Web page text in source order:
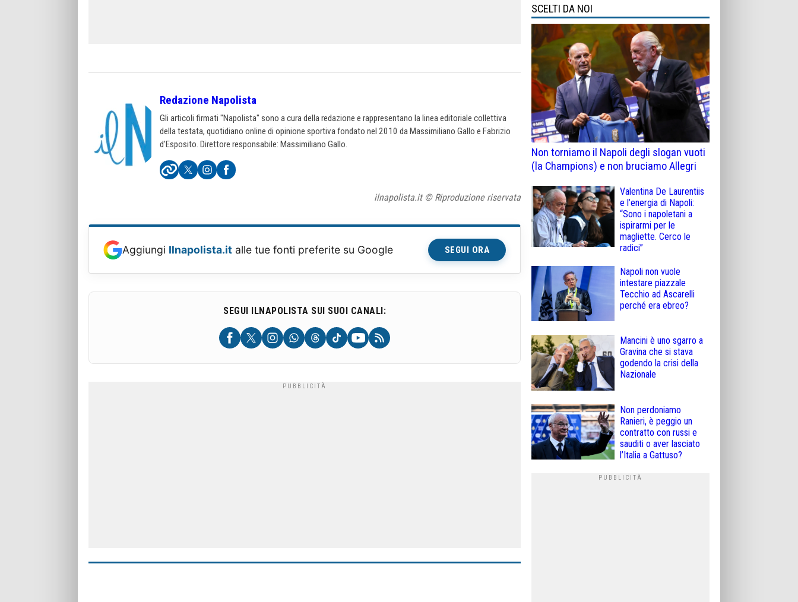
Redazione Napolista
Gli articoli firmati "Napolista" sono a cura della redazione e rappresentano la linea editoriale collettiva
della testata, quotidiano online di opinione sportiva fondato nel 2010 da Massimiliano Gallo e Fabrizio
d'Esposito. Direttore responsabile: Massimiliano Gallo.
ilnapolista.it © Riproduzione riservata
Aggiungi Ilnapolista.it alle tue fonti preferite su Google SEGUI ORA
SEGUI ILNAPOLISTA SUI SUOI CANALI:
SCELTI DA NOI
Non torniamo il Napoli degli slogan vuoti
(la Champions) e non bruciamo Allegri
Valentina De Laurentiis
e l’energia di Napoli:
“Sono i napoletani a
ispirarmi per le
magliette. Cerco le
radici”
Napoli non vuole
intestare piazzale
Tecchio ad Ascarelli
perché era ebreo?
Mancini è uno sgarro a
Gravina che si stava
godendo la crisi della
Nazionale
Non perdoniamo
Ranieri, è peggio un
contratto con russi e
sauditi o aver lasciato
l’Italia a Gattuso?